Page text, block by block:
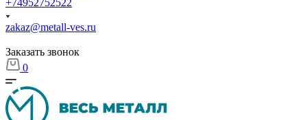
+74952752522
zakaz@metall-ves.ru
Заказать звонок
0